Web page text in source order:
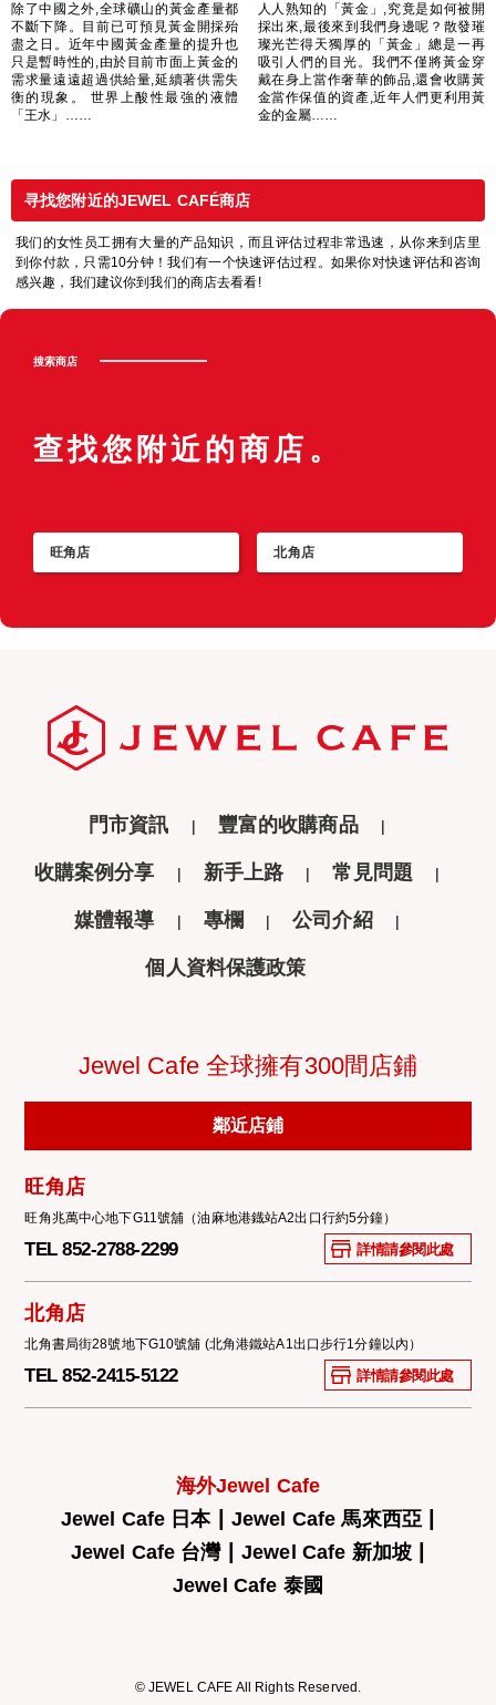
除了中國之外,全球礦山的黃金產量都
不斷下降。目前已可預見黃金開採殆
盡之日。近年中國黃金產量的提升也
只是暫時性的,由於目前市面上黃金的
需求量遠遠超過供給量,延續著供需失
衡的現象。 世界上酸性最強的液體
「王水」……
人人熟知的「黃金」,究竟是如何被開
採出來,最後來到我們身邊呢？散發璀
璨光芒得天獨厚的「黃金」總是一再
吸引人們的目光。我們不僅將黃金穿
戴在身上當作奢華的飾品,還會收購黃
金當作保值的資產,近年人們更利用黃
金的金屬……
寻找您附近的JEWEL CAFÉ商店
我们的女性员工拥有大量的产品知识，而且评估过程非常迅速，从你来到店里
到你付款，只需10分钟！我们有一个快速评估过程。如果你对快速评估和咨询
感兴趣，我们建议你到我们的商店去看看!
搜索商店
查找您附近的商店。
旺角店 北角店
門市資訊 豐富的收購商品
收購案例分享 新手上路 常見問題
媒體報導 專欄 公司介紹
個人資料保護政策
Jewel Cafe 全球擁有300間店鋪
鄰近店鋪
旺角店
旺角兆萬中心地下G11號舖（油麻地港鐡站A2出口行約5分鐘）
TEL 852-2788-2299 詳情請參閱此處
北角店
北角書局街28號地下G10號舖 (北角港鐵站A1出口步行1分鐘以內）
TEL 852-2415-5122 詳情請參閱此處
海外Jewel Cafe
Jewel Cafe 日本| Jewel Cafe 馬來西亞
Jewel Cafe 台灣| Jewel Cafe 新加坡|
Jewel Cafe 泰國
© JEWEL CAFE All Rights Reserved.